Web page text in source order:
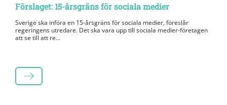
Förslaget: 15-årsgräns för sociala medier
Sverige ska införa en 15-årsgräns för sociala medier, föreslår
regeringens utredare. Det ska vara upp till sociala medier-företagen
att se till att re...
LÄS MER